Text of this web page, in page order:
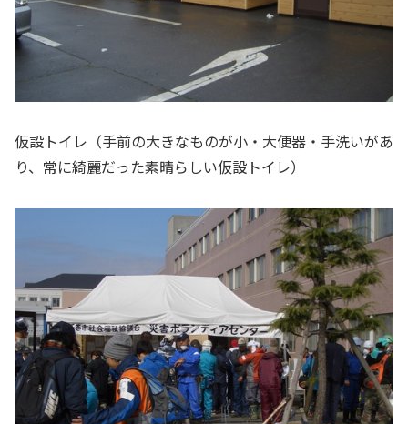
仮設トイレ（手前の大きなものが小・大便器・手洗いがあ
り、常に綺麗だった素晴らしい仮設トイレ）